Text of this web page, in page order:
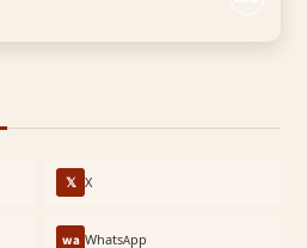
𝕏 X
wa WhatsApp